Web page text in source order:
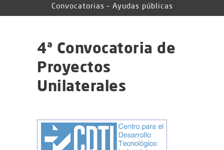
Convocatorias – Ayudas públicas
4ª Convocatoria de
Proyectos
Unilaterales